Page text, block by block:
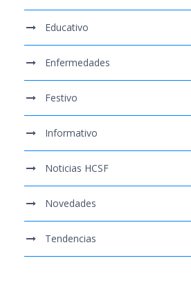
Educativo
Enfermedades
Festivo
Informativo
Noticias HCSF
Novedades
Tendencias